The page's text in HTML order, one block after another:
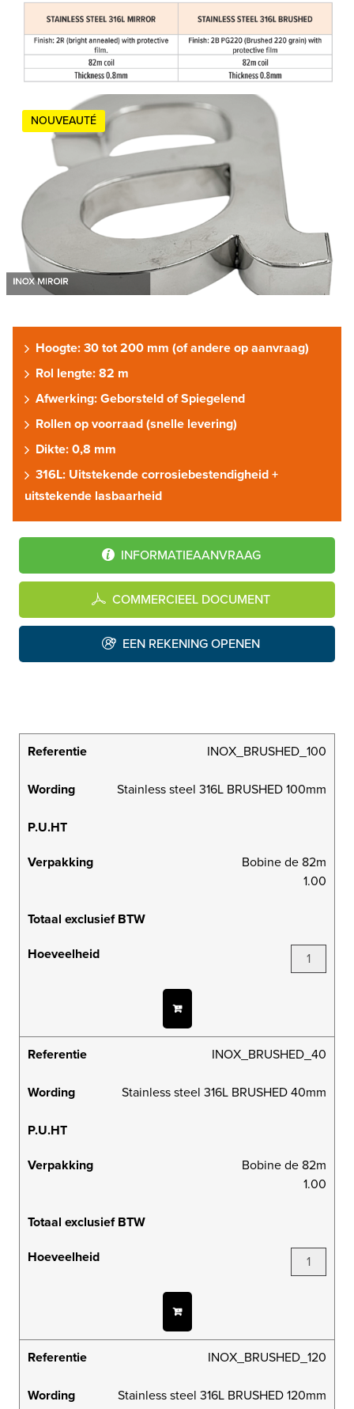
NOUVEAUTÉ
INOX MIROIR
Hoogte: 30 tot 200 mm (of andere op aanvraag)
Rol lengte: 82 m
Afwerking: Geborsteld of Spiegelend
Rollen op voorraad (snelle levering)
Dikte: 0,8 mm
316L: Uitstekende corrosiebestendigheid +
uitstekende lasbaarheid
INFORMATIEAANVRAAG
COMMERCIEEL DOCUMENT
EEN REKENING OPENEN
Referentie INOX_BRUSHED_100
Wording Stainless steel 316L BRUSHED 100mm
P.U.HT
Verpakking
Bobine de 82m
1.00
Totaal exclusief BTW
Hoeveelheid
Referentie INOX_BRUSHED_40
Wording Stainless steel 316L BRUSHED 40mm
P.U.HT
Verpakking
Bobine de 82m
1.00
Totaal exclusief BTW
Hoeveelheid
Referentie INOX_BRUSHED_120
Wording Stainless steel 316L BRUSHED 120mm